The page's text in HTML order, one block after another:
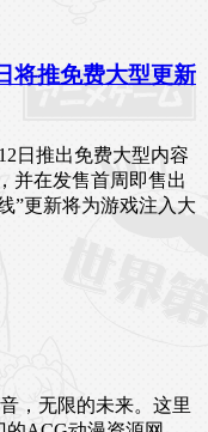
将推免费大型更新
日推出免费大型内容
并在发售首周即售出
”更新将为游戏注入大
，无限的未来。这里